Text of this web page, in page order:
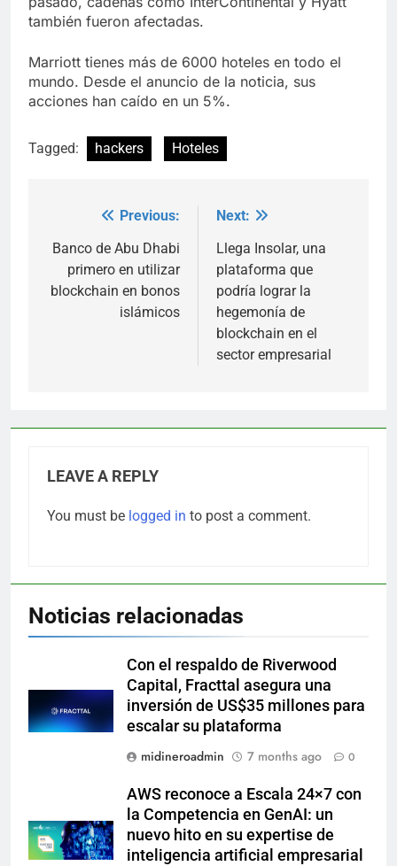
también fueron afectadas.
Marriott tienes más de 6000 hoteles en todo el
mundo. Desde el anuncio de la noticia, sus
acciones han caído en un 5%.
Tagged: hackers Hoteles
navigation
Previous:
Banco de Abu Dhabi
primero en utilizar
blockchain en bonos
islámicos
Next:
Llega Insolar, una
plataforma que
podría lograr la
hegemonía de
blockchain en el
sector empresarial
LEAVE A REPLY
You must be logged in to post a comment.
Noticias relacionadas
Con el respaldo de Riverwood
Capital, Fracttal asegura una
inversión de US$35 millones para
escalar su plataforma
midineroadmin
7 months ago 0
AWS reconoce a Escala 24×7 con
la Competencia en GenAI: un
nuevo hito en su expertise de
inteligencia artificial empresarial